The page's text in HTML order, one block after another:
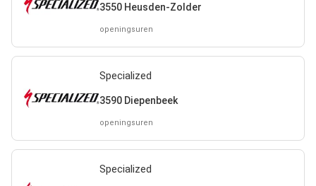
3550 Heusden-Zolder
openingsuren
Specialized
3590 Diepenbeek
openingsuren
Specialized